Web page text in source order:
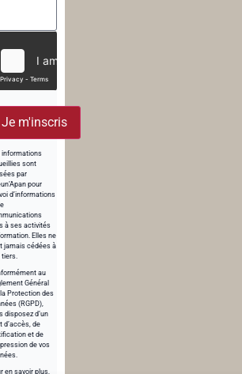
Je m'inscris
informations
sont
par
pour
d’informations
à ses activités
Elles ne
jamais cédées à
tiers.
au
Général
Protection des
(RGPD),
disposez d’un
d’accès, de
et de
de vos
en savoir plus,